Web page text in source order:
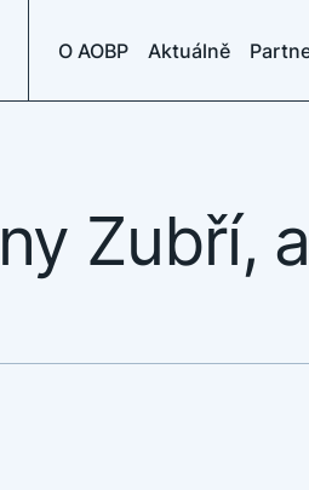
O AOBP Aktuálně
Zubří,